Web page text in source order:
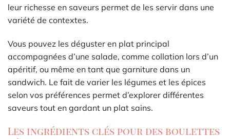
leur richesse en saveurs permet de les servir dans une
variété de contextes.
Vous pouvez les déguster en plat principal
accompagnées d’une salade, comme collation lors d’un
apéritif, ou même en tant que garniture dans un
sandwich. Le fait de varier les légumes et les épices
selon vos préférences permet d’explorer différentes
saveurs tout en gardant un plat sains.
Les ingrédients clés pour des boulettes